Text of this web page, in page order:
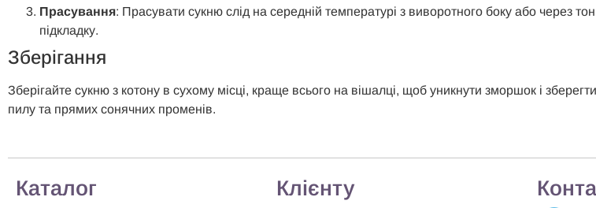
Прасування: Прасувати сукню слід на середній температурі з виворотного боку або через
підкладку.
Зберігання
Зберігайте сукню з котону в сухому місці, краще всього на вішалці, щоб уникнути зморшок і
пилу та прямих сонячних променів.
Каталог Клієнту